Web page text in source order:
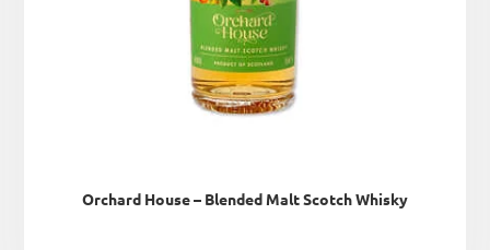
Orchard House – Blended Malt Scotch Whisky